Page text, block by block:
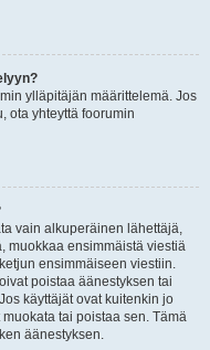
ylläpitäjän määrittelemä. Jos
ota yhteyttä foorumin
vain alkuperäinen lähettäjä,
muokkaa ensimmäistä viestiä
ensimmäiseen viestiin.
poistaa äänestyksen tai
käyttäjät ovat kuitenkin jo
tai poistaa sen. Tämä
äänestyksen.